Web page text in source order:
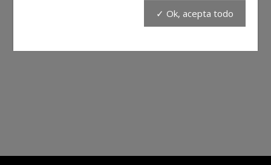
✓ Ok, acepta todo